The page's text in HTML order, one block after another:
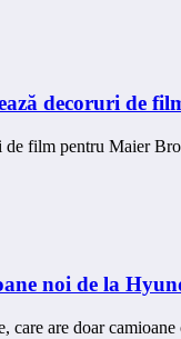
decoruri de
de film pentru Maier
noi de la
care are doar